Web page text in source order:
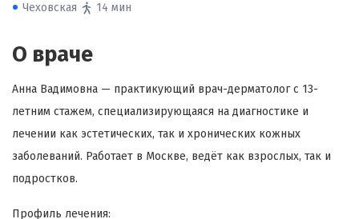
Чеховская
14 мин
О враче
Анна Вадимовна — практикующий врач-дерматолог с 13-
летним стажем, специализирующаяся на диагностике и
лечении как эстетических, так и хронических кожных
заболеваний. Работает в Москве, ведёт как взрослых, так и
подростков.
Профиль лечения: